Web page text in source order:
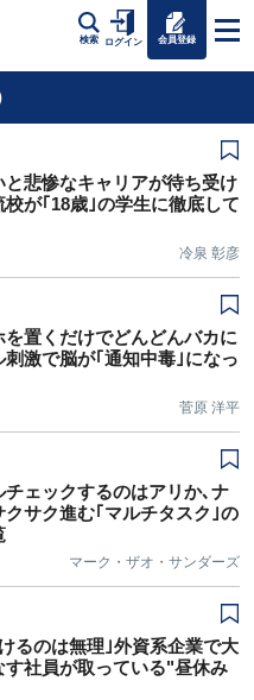
検索 ログイン 会員登録
と悲惨なキャリアが待ち受け
が｢18歳｣の学生に徹底して
冷泉 彰彦
置くだけでどんどんバカに
激で脳が｢通知中毒｣になっ
菅原 洋平
ェックするのはアリか､ナ
サク進む｢マルチタスク｣の
マーク・ザオ・サンダーズ
るのは無理｣外資系企業で大
す社員が取っている"昼休み